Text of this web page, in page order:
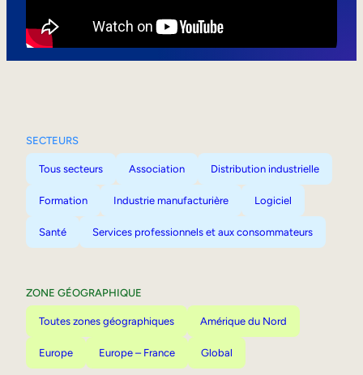
SECTEURS
Tous secteurs Association Distribution industrielle
Formation Industrie manufacturière Logiciel
Santé Services professionnels et aux consommateurs
ZONE GÉOGRAPHIQUE
Toutes zones géographiques Amérique du Nord
Europe Europe – France Global